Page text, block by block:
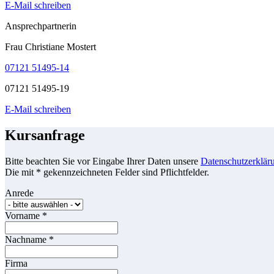
E-Mail schreiben
Ansprechpartnerin
Frau Christiane Mostert
07121 51495-14
07121 51495-19
E-Mail schreiben
Kursanfrage
Bitte beachten Sie vor Eingabe Ihrer Daten unsere
Die mit * gekennzeichneten Felder sind Pflichtfelder.
Anrede
Vorname *
Nachname *
Firma